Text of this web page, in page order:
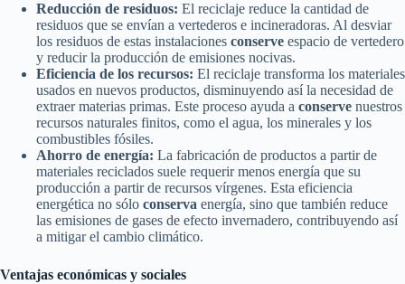
Reducción de residuos: El reciclaje reduce la cantidad de
residuos que se envían a vertederos e incineradoras. Al desviar
los residuos de estas instalaciones conserve espacio de vertedero
y reducir la producción de emisiones nocivas.
Eficiencia de los recursos: El reciclaje transforma los materiales
usados en nuevos productos, disminuyendo así la necesidad de
extraer materias primas. Este proceso ayuda a conserve nuestros
recursos naturales finitos, como el agua, los minerales y los
combustibles fósiles.
Ahorro de energía: La fabricación de productos a partir de
materiales reciclados suele requerir menos energía que su
producción a partir de recursos vírgenes. Esta eficiencia
energética no sólo conserva energía, sino que también reduce
las emisiones de gases de efecto invernadero, contribuyendo así
a mitigar el cambio climático.
Ventajas económicas y sociales